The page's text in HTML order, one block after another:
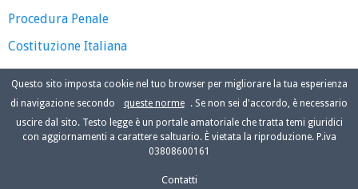
Procedura Penale
Costituzione Italiana
Questo sito imposta cookie nel tuo browser per migliorare la tua esperienza
di navigazione secondo
queste norme
. Se non sei d'accordo, è necessario
uscire dal sito. Testo legge è un portale amatoriale che tratta temi giuridici
con aggiornamenti a carattere saltuario. È vietata la riproduzione. P.iva
03808600161
Contatti